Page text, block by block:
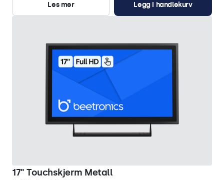
Les mer
Legg i handlekurv
17" Touchskjerm Metall